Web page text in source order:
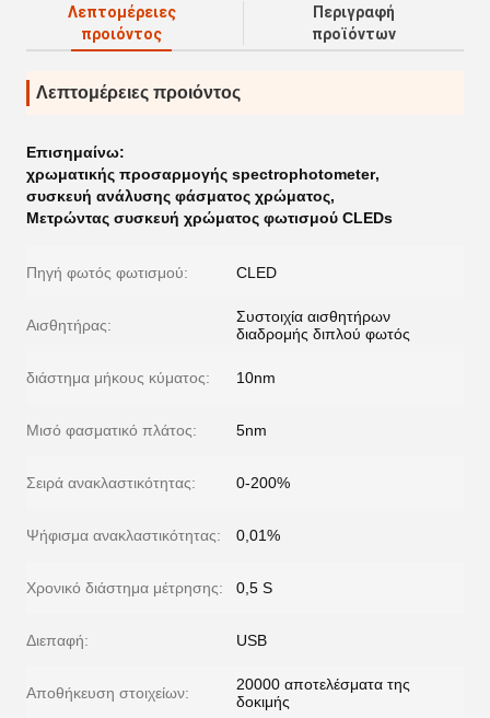
Λεπτομέρειες
προιόντος
Περιγραφή
προϊόντων
Λεπτομέρειες προιόντος
Επισημαίνω:
χρωματικής προσαρμογής spectrophotometer,
συσκευή ανάλυσης φάσματος χρώματος,
Μετρώντας συσκευή χρώματος φωτισμού CLEDs
Πηγή φωτός φωτισμού: CLED
Αισθητήρας:
Συστοιχία αισθητήρων
διαδρομής διπλού φωτός
διάστημα μήκους κύματος: 10nm
Μισό φασματικό πλάτος: 5nm
Σειρά ανακλαστικότητας: 0-200%
Ψήφισμα ανακλαστικότητας: 0,01%
Χρονικό διάστημα μέτρησης: 0,5 S
Διεπαφή: USB
Αποθήκευση στοιχείων:
20000 αποτελέσματα της
δοκιμής